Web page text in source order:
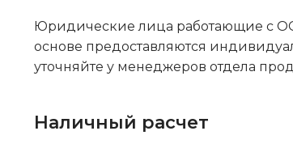
Юридические лица работающие с
основе предоставляются
уточняйте у менеджеров отдела
Наличный расчет